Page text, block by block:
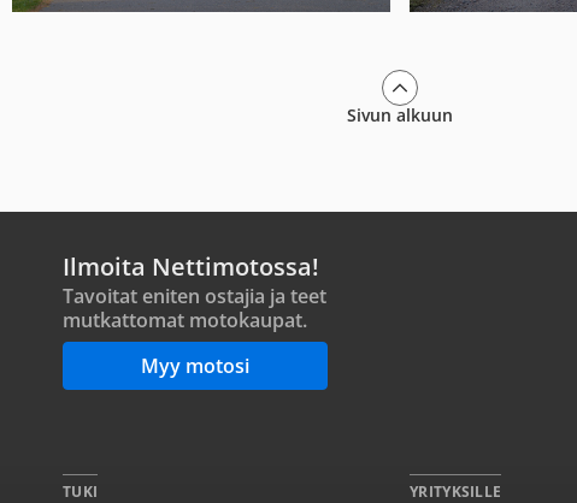
Sivun alkuun
Ilmoita Nettimotossa!
Tavoitat eniten ostajia ja teet
mutkattomat motokaupat.
Myy motosi
TUKI YRITYKSILLE